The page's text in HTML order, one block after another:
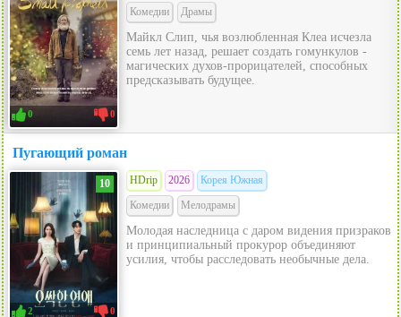
0 0
Комедии
Драмы
Майкл Слип, чья возлюбленная Клеа исчезла
семь лет назад, решает создать гомункулов -
магических духов-прорицателей, способных
предсказывать будущее.
Пугающий роман
10
2 0
HDrip 2026
Корея Южная
Комедии
Мелодрамы
Молодая наследница с даром видения призраков
и принципиальный прокурор объединяют
усилия, чтобы расследовать необычные дела.